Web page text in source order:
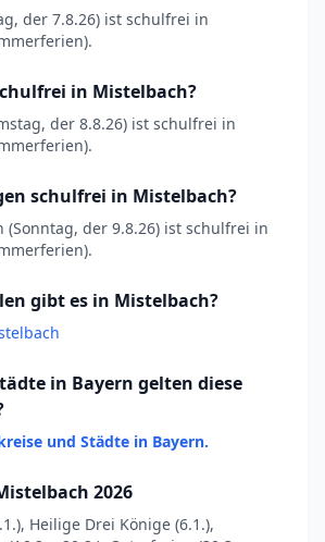
der 7.8.26) ist schulfrei in
in Mistelbach?
der 8.8.26) ist schulfrei in
schulfrei in Mistelbach?
(Sonntag, der 9.8.26) ist schulfrei in
gibt es in Mistelbach?
in Bayern gelten diese
und Städte in Bayern.
2026
Heilige Drei Könige (6.1.),